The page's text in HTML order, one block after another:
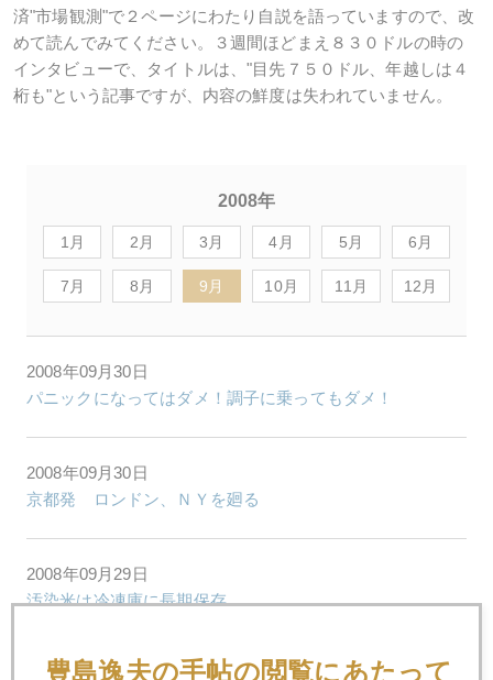
済"市場観測"で２ページにわたり自説を語っていますので、改
めて読んでみてください。３週間ほどまえ８３０ドルの時の
インタビューで、タイトルは、"目先７５０ドル、年越しは４
桁も"という記事ですが、内容の鮮度は失われていません。
2008年
1月 2月 3月 4月 5月 6月
7月 8月 9月 10月 11月 12月
2008年09月30日
パニックになってはダメ！調子に乗ってもダメ！
2008年09月30日
京都発 ロンドン、ＮＹを廻る
2008年09月29日
汚染米は冷凍庫に長期保存
2008年09月26日
豊島逸夫の手帖の閲覧にあたって